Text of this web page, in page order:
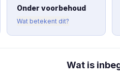
Onder voorbehoud
Wat betekent dit?
Wat is